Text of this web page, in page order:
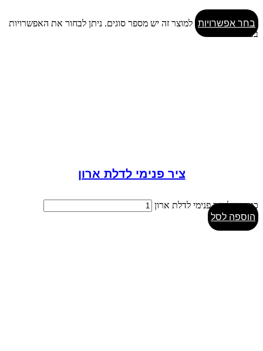
בחר אפשרויות למוצר זה יש מספר סוגים. ניתן לבחור את האפשרויות
בעמוד המוצר
ציר פנימי לדלת ארון
כמות של ציר פנימי לדלת ארון
הוספה לסל